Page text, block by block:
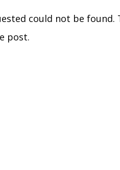
could not be
post.